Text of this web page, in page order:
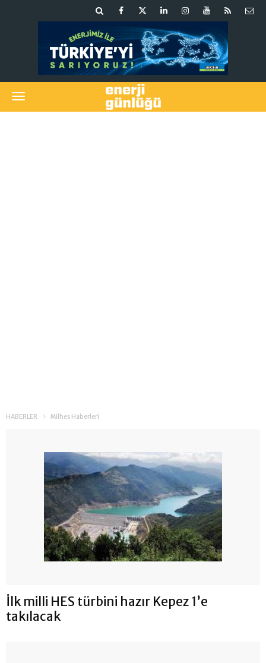
HABERLER Milhes Haberleri
İlk milli HES türbini hazır Kepez 1’e
takılacak